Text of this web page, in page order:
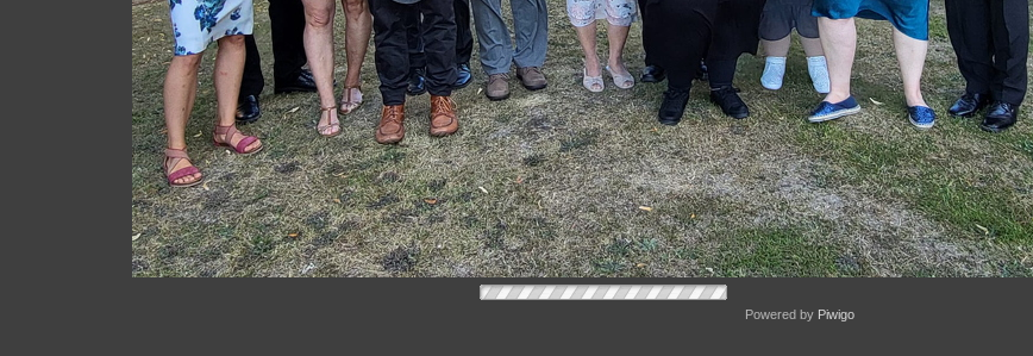
Powered by Piwigo